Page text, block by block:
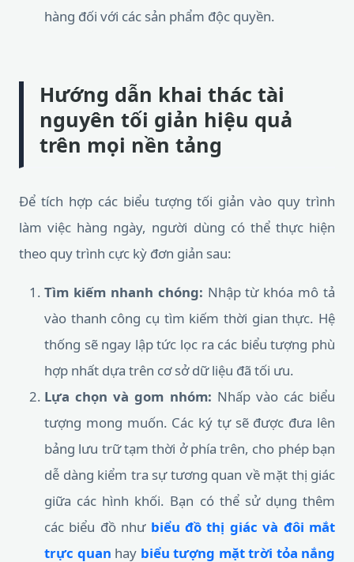
hàng đối với các sản phẩm độc quyền.
Hướng dẫn khai thác tài
nguyên tối giản hiệu quả
trên mọi nền tảng
Để tích hợp các biểu tượng tối giản vào quy trình
làm việc hàng ngày, người dùng có thể thực hiện
theo quy trình cực kỳ đơn giản sau:
Tìm kiếm nhanh chóng: Nhập từ khóa mô tả
vào thanh công cụ tìm kiếm thời gian thực. Hệ
thống sẽ ngay lập tức lọc ra các biểu tượng phù
hợp nhất dựa trên cơ sở dữ liệu đã tối ưu.
Lựa chọn và gom nhóm: Nhấp vào các biểu
tượng mong muốn. Các ký tự sẽ được đưa lên
bảng lưu trữ tạm thời ở phía trên, cho phép bạn
dễ dàng kiểm tra sự tương quan về mặt thị giác
giữa các hình khối. Bạn có thể sử dụng thêm
các biểu đồ như biểu đồ thị giác và đôi mắt
trực quan hay biểu tượng mặt trời tỏa nắng